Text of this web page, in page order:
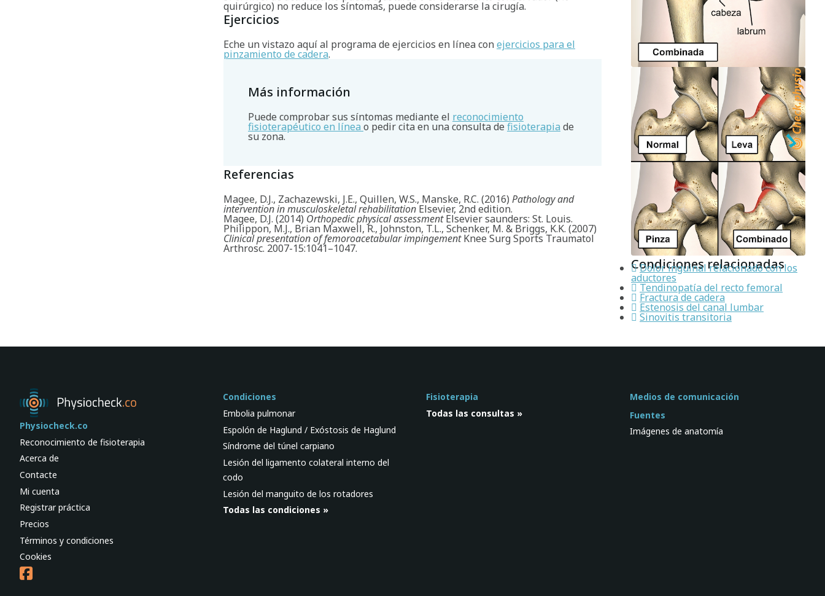
quirúrgico) no reduce los síntomas, puede considerarse la cirugía.
Ejercicios
Eche un vistazo aquí al programa de ejercicios en línea con ejercicios para el
pinzamiento de cadera.
Más información
Puede comprobar sus síntomas mediante el reconocimiento
fisioterapéutico en línea o pedir cita en una consulta de fisioterapia de
su zona.
Referencias
Magee, D.J., Zachazewski, J.E., Quillen, W.S., Manske, R.C. (2016) Pathology and
intervention in musculoskeletal rehabilitation Elsevier, 2nd edition.
Magee, D.J. (2014) Orthopedic physical assessmentElsevier saunders: St. Louis.
Philippon, M.J., Brian Maxwell, R., Johnston, T.L., Schenker, M. & Briggs, K.K. (2007)
Clinical presentation of femoroacetabular impingementKnee Surg Sports Traumatol
Arthrosc. 2007-15:1041–1047.
Condiciones relacionadas
Dolor inguinal relacionado con los
aductores
Tendinopatía del recto femoral
Fractura de cadera
Estenosis del canal lumbar
Sinovitis transitoria
Physiocheck.co
Reconocimiento de fisioterapia
Acerca de
Contacte
Mi cuenta
Registrar práctica
Precios
Términos y condiciones
Cookies
Condiciones
Embolia pulmonar
Espolón de Haglund / Exóstosis de Haglund
Síndrome del túnel carpiano
Lesión del ligamento colateral interno del
codo
Lesión del manguito de los rotadores
Todas las condiciones »
Fisioterapia
Todas las consultas »
Medios de comunicación
Fuentes
Imágenes de anatomía